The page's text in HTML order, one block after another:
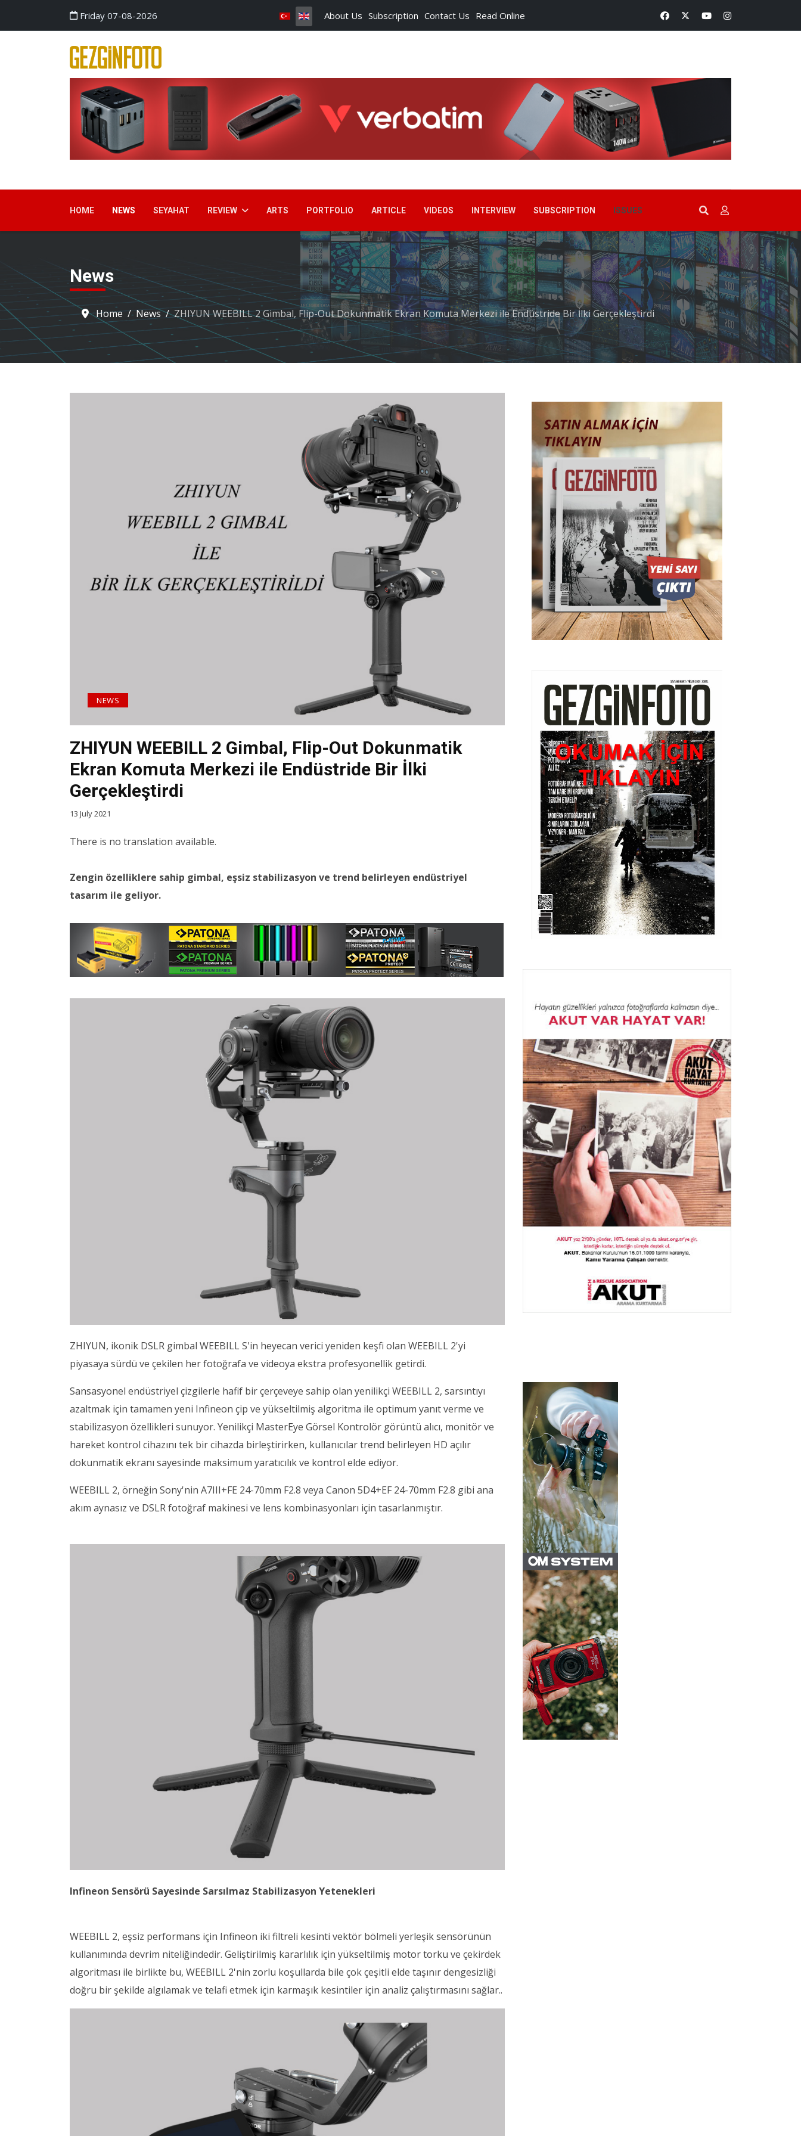
Friday 07-08-2026 About Us Subscription Contact Us Read Online
HOME NEWS SEYAHAT REVIEW ARTS PORTFOLIO ARTICLE VIDEOS INTERVIEW SUBSCRIPTION ISSUES
News
Home News ZHIYUN WEEBILL 2 Gimbal, Flip-Out Dokunmatik Ekran Komuta Merkezi ile Endüstride Bir İlki Gerçekleştirdi
ZHIYUN WEEBILL 2 Gimbal, Flip-Out Dokunmatik
Ekran Komuta Merkezi ile Endüstride Bir İlki
Gerçekleştirdi
NEWS
13 July 2021
There is no translation available.
Zengin özelliklere sahip gimbal, eşsiz stabilizasyon ve trend belirleyen endüstriyel
tasarım ile geliyor.
ZHIYUN, ikonik DSLR gimbal WEEBILL S'in heyecan verici yeniden keşfi olan WEEBILL 2'yi
piyasaya sürdü ve çekilen her fotoğrafa ve videoya ekstra profesyonellik getirdi.
Sansasyonel endüstriyel çizgilerle hafif bir çerçeveye sahip olan yenilikçi WEEBILL 2, sarsıntıyı
azaltmak için tamamen yeni Infineon çip ve yükseltilmiş algoritma ile optimum yanıt verme ve
stabilizasyon özellikleri sunuyor. Yenilikçi MasterEye Görsel Kontrolör görüntü alıcı, monitör ve
hareket kontrol cihazını tek bir cihazda birleştirirken, kullanıcılar trend belirleyen HD açılır
dokunmatik ekranı sayesinde maksimum yaratıcılık ve kontrol elde ediyor.
WEEBILL 2, örneğin Sony'nin A7III+FE 24-70mm F2.8 veya Canon 5D4+EF 24-70mm F2.8 gibi ana
akım aynasız ve DSLR fotoğraf makinesi ve lens kombinasyonları için tasarlanmıştır.
Infineon Sensörü Sayesinde Sarsılmaz Stabilizasyon Yetenekleri
WEEBILL 2, eşsiz performans için Infineon iki filtreli kesinti vektör bölmeli yerleşik sensörünün
kullanımında devrim niteliğindedir. Geliştirilmiş kararlılık için yükseltilmiş motor torku ve çekirdek
algoritması ile birlikte bu, WEEBILL 2'nin zorlu koşullarda bile çok çeşitli elde taşınır dengesizliği
doğru bir şekilde algılamak ve telafi etmek için karmaşık kesintiler için analiz çalıştırmasını sağlar..